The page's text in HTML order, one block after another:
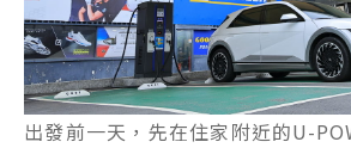
出發前一天，先在住家附近的U-